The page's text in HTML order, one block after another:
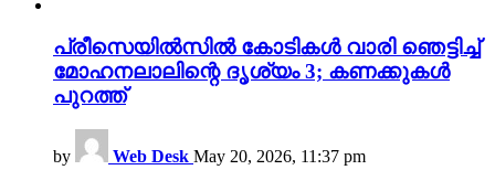
പ്രീസെയിൽസിൽ കോടികൾ വാരി ഞെട്ടിച്ച്
മോഹനലാലിന്റെ ദൃശ്യം 3; കണക്കുകൾ
പുറത്ത്
by Web Desk May 20, 2026, 11:37 pm